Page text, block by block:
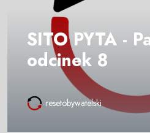
SITO PYTA -
odcinek 8
resetobywatelski